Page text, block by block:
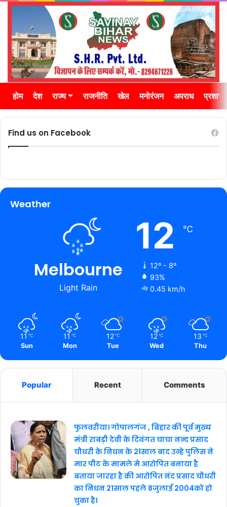
होम देश राज्य राजनीति खेल मनोरंजन अपराध
Find us on Facebook
Weather
Melbourne
Light Rain
12 ℃
12º - 8º
93%
0.45 km/h
11 ℃
Sun
11 ℃
Mon
12 ℃
Tue
12 ℃
Wed
13 ℃
Thu
Popular Recent Comments
फुलवरीया। गोपालगंज , बिहार की पूर्व मुख्य
मंत्री राबड़ी देवी के दिवंगत चाचा नन्द प्रसाद
चौधरी के निधन के 21साल बाद उन्हे पुलिस ने
मार पीट के मामले मे आरोपित बनाया है
बताया जारहा है की आरोपित नंद प्रसाद चौधरी
का निधन 21साल पहले 8जुलाई 2004को हो
चुका है।